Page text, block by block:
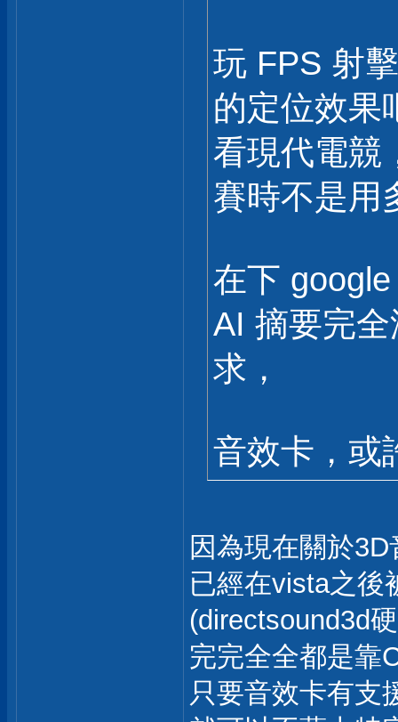
玩 FPS 射
的定位效果
看現代電競
賽時不是用
在下
AI 摘要完
求，
音效卡，或
因為現在關於
已經在vista之後
(directsound3d
完完全全都是靠
只要音效卡有支